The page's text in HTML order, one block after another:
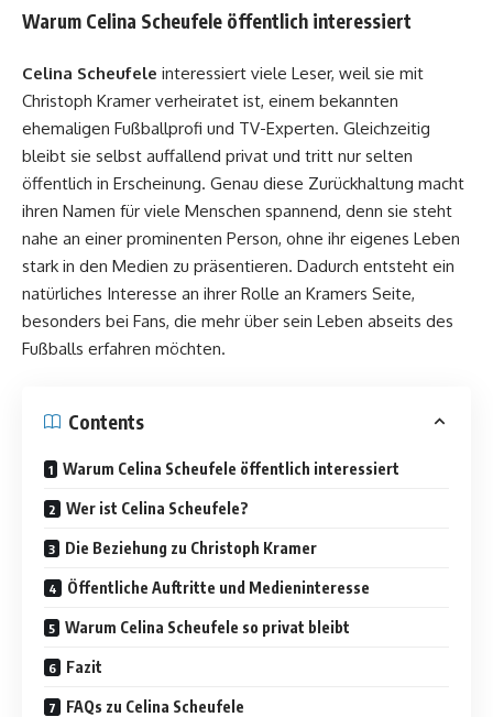
Warum Celina Scheufele öffentlich interessiert
Celina Scheufele interessiert viele Leser, weil sie mit
Christoph Kramer verheiratet ist, einem bekannten
ehemaligen Fußballprofi und TV-Experten. Gleichzeitig
bleibt sie selbst auffallend privat und tritt nur selten
öffentlich in Erscheinung. Genau diese Zurückhaltung macht
ihren Namen für viele Menschen spannend, denn sie steht
nahe an einer prominenten Person, ohne ihr eigenes Leben
stark in den Medien zu präsentieren. Dadurch entsteht ein
natürliches Interesse an ihrer Rolle an Kramers Seite,
besonders bei Fans, die mehr über sein Leben abseits des
Fußballs erfahren möchten.
Contents
Warum Celina Scheufele öffentlich interessiert
Wer ist Celina Scheufele?
Die Beziehung zu Christoph Kramer
Öffentliche Auftritte und Medieninteresse
Warum Celina Scheufele so privat bleibt
Fazit
FAQs zu Celina Scheufele